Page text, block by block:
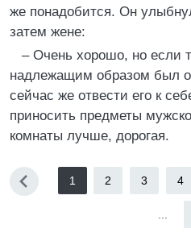
же понадобится. Он
затем жене:
– Очень хорошо, но если
надлежащим образом был
сейчас же отвести его к
приносить предметы
комнаты лучше, дорогая.
1 2 3 4